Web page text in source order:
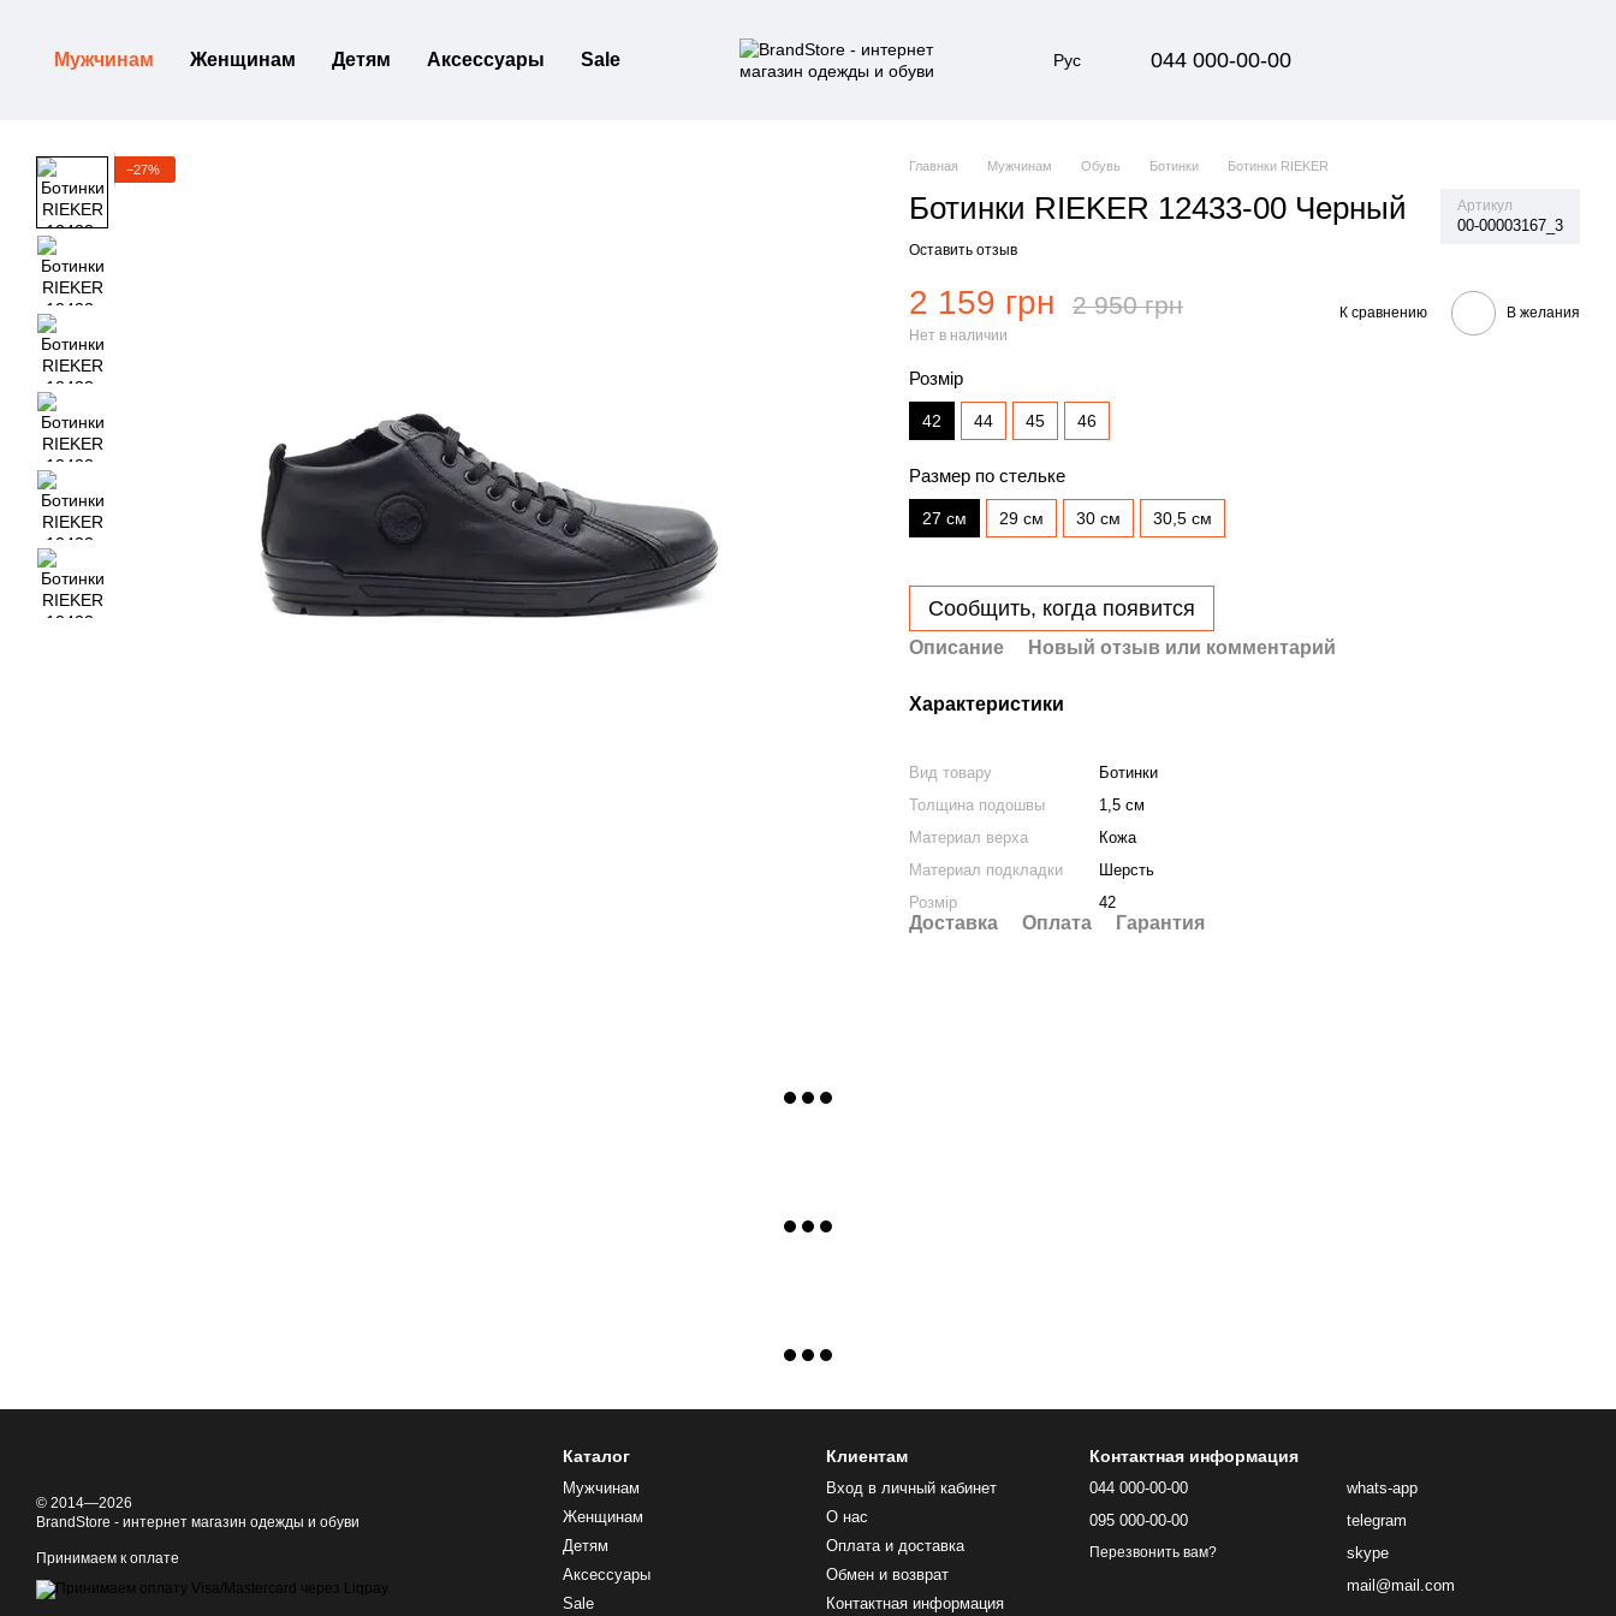
Мужчинам Женщинам Детям Аксессуары Sale Рус 044 000-00-00
−27% Главная Мужчинам Обувь Ботинки Ботинки RIEKER
Ботинки RIEKER 12433-00 Черный Артикул
00-00003167_3
Оставить отзыв
2 159 грн 2 950 грн
Нет в наличии
К сравнению В желания
Розмір
42 44 45 46
Размер по стельке
27 см 29 см 30 см 30,5 см
Сообщить, когда появится
Описание Новый отзыв или комментарий
Характеристики
Вид товару
Ботинки
Толщина подошвы
1,5 см
Материал верха
Кожа
Материал подкладки
Шерсть
Розмір
42
Доставка Оплата Гарантия
© 2014—2026
BrandStore - интернет магазин одежды и обуви
Принимаем к оплате
Каталог
Мужчинам
Женщинам
Детям
Аксессуары
Sale
Клиентам
Вход в личный кабинет
О нас
Оплата и доставка
Обмен и возврат
Контактная информация
Контактная информация
044 000-00-00
095 000-00-00
Перезвонить вам?
whats-app
telegram
skype
mail@mail.com